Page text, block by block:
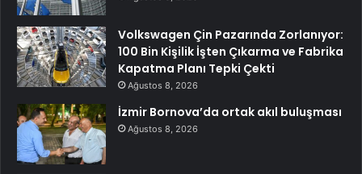
Volkswagen Çin Pazarında Zorlanıyor:
100 Bin Kişilik İşten Çıkarma ve Fabrika
Kapatma Planı Tepki Çekti
Ağustos 8, 2026
İzmir Bornova’da ortak akıl buluşması
Ağustos 8, 2026